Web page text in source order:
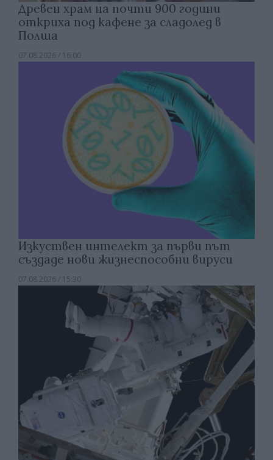
Древен храм на почти 900 години
откриха под кафене за сладолед в
Полша
07.08.2026 / 16:00
Изкуствен интелект за първи път
създаде нови жизнеспособни вируси
07.08.2026 / 15:30